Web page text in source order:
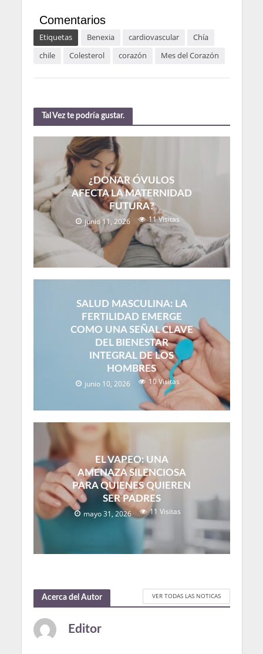
Comentarios
Etiquetas Benexia cardiovascular
Chía
chile
Colesterol corazón Mes del Corazón
Tal Vez te podría gustar.
¿DONAR ÓVULOS
AFECTA LA MATERNIDAD
FUTURA?
junio 11, 2026 11 Visitas
SALUD MASCULINA: LA
FERTILIDAD EMERGE
COMO UNA SEÑAL CLAVE
DEL BIENESTAR
INTEGRAL DE LOS
HOMBRES
junio 10, 2026 10 Visitas
EL VAPEO: UNA
AMENAZA SILENCIOSA
PARA QUIENES QUIEREN
SER PADRES
mayo 31, 2026 11 Visitas
Acerca del Autor VER TODAS LAS NOTICAS
Editor